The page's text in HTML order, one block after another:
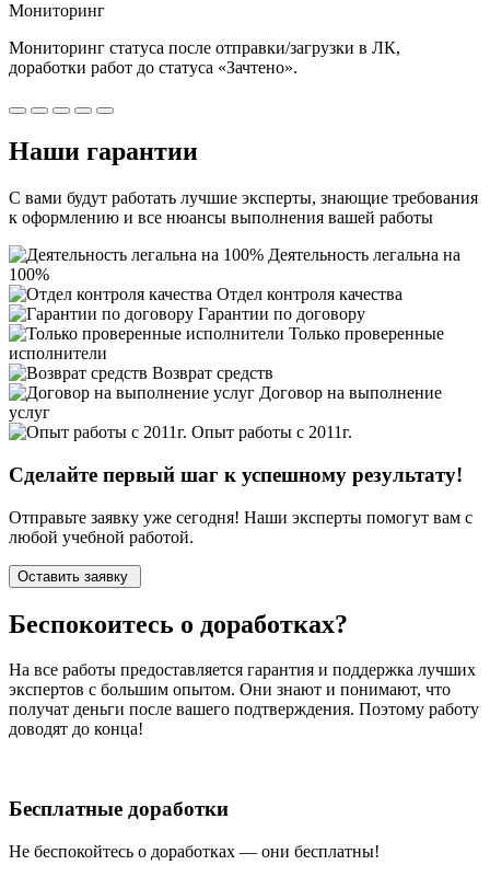
Мониторинг
Мониторинг статуса после отправки/загрузки в ЛК,
доработки работ до статуса «Зачтено».
Наши гарантии
С вами будут работать лучшие эксперты, знающие требования
к оформлению и все нюансы выполнения вашей работы
Деятельность легальна на
100%
Отдел контроля качества
Гарантии по договору
Только проверенные
исполнители
Возврат средств
Договор на выполнение
услуг
Опыт работы с 2011г.
Сделайте первый шаг к успешному результату!
Отправьте заявку уже сегодня! Наши эксперты помогут вам с
любой учебной работой.
Оставить заявку
Беспокоитесь о доработках?
На все работы предоставляется гарантия и поддержка лучших
экспертов с большим опытом. Они знают и понимают, что
получат деньги после вашего подтверждения. Поэтому работу
доводят до конца!
Бесплатные доработки
Не беспокойтесь о доработках — они бесплатны!